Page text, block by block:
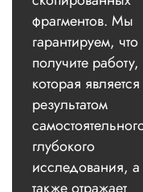
фрагментов. Мы
гарантируем,
получите работу,
которая является
результатом
глубокого
исследования, а